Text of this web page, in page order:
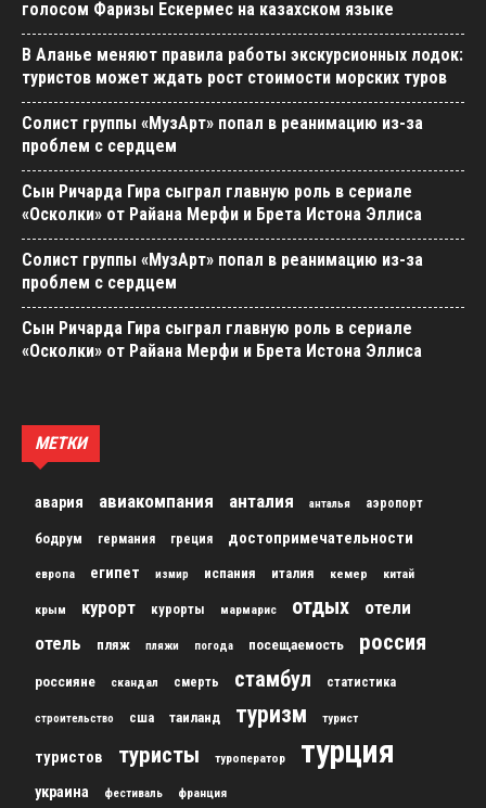
голосом Фаризы Ескермес на казахском языке
В Аланье меняют правила работы экскурсионных лодок:
туристов может ждать рост стоимости морских туров
Солист группы «МузАрт» попал в реанимацию из-за
проблем с сердцем
Сын Ричарда Гира сыграл главную роль в сериале
«Осколки» от Райана Мерфи и Брета Истона Эллиса
Солист группы «МузАрт» попал в реанимацию из-за
проблем с сердцем
Сын Ричарда Гира сыграл главную роль в сериале
«Осколки» от Райана Мерфи и Брета Истона Эллиса
МЕТКИ
авария авиакомпания анталия анталья аэропорт
бодрум германия греция достопримечательности
европа египет измир испания италия кемер китай
крым курорт курорты мармарис отдых
отели
отель
пляж пляжи погода посещаемость россия
россияне скандал смерть стамбул статистика
строительство сша таиланд туризм турист
туристов туристы туроператор турция
украина фестиваль франция